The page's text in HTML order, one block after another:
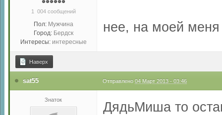
1 004 сообщений
Пол: Мужчина
Город: Бердск
Интересы: интересные
нее, на моей меня
Наверх
sat55 Отправлено 04 Март 2013 - 03:46
Знаток ДядьМиша то